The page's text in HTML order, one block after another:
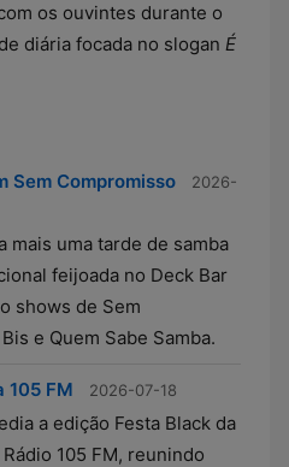
os ouvintes durante o
diária focada no slogan É
Sem Compromisso
2026-
mais uma tarde de samba
feijoada no Deck Bar
shows de Sem
e Quem Sabe Samba.
105 FM 2026-07-18
a edição Festa Black da
105 FM, reunindo